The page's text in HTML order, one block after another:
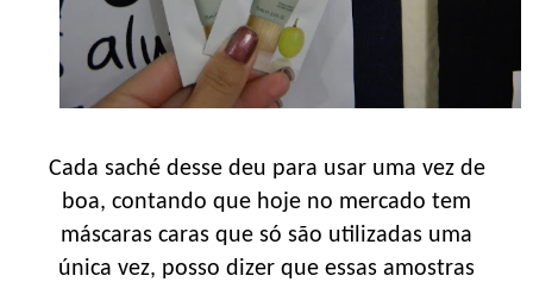
Cada saché desse deu para usar uma vez de
boa, contando que hoje no mercado tem
máscaras caras que só são utilizadas uma
única vez, posso dizer que essas amostras